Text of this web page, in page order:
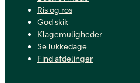
Ris og ros
God skik
Klagemuligheder
Se lukkedage
Find afdelinger